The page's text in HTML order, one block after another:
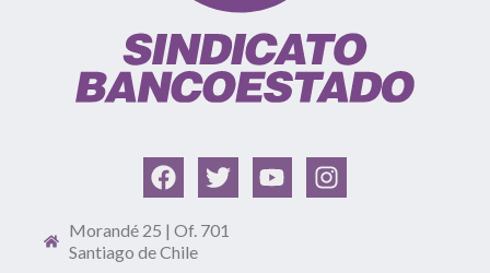
Morandé 25 | Of. 701
Santiago de Chile